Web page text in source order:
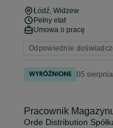
Łódź, Widzew
Pełny etat
Umowa o pracę
Odpowiednie
05
Pracownik
Orde Distribution